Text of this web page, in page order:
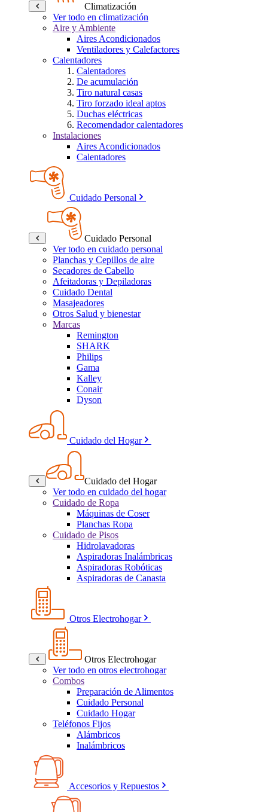
Climatización
Ver todo en climatización
Aire y Ambiente
Aires Acondicionados
Ventiladores y Calefactores
Calentadores
Calentadores
De acumulación
Tiro natural casas
Tiro forzado ideal aptos
Duchas eléctricas
Recomendador calentadores
Instalaciones
Aires Acondicionados
Calentadores
Cuidado Personal
Cuidado Personal
Ver todo en cuidado personal
Planchas y Cepillos de aire
Secadores de Cabello
Afeitadoras y Depiladoras
Cuidado Dental
Masajeadores
Otros Salud y bienestar
Marcas
Remington
SHARK
Philips
Gama
Kalley
Conair
Dyson
Cuidado del Hogar
Cuidado del Hogar
Ver todo en cuidado del hogar
Cuidado de Ropa
Máquinas de Coser
Planchas Ropa
Cuidado de Pisos
Hidrolavadoras
Aspiradoras Inalámbricas
Aspiradoras Robóticas
Aspiradoras de Canasta
Otros Electrohogar
Otros Electrohogar
Ver todo en otros electrohogar
Combos
Preparación de Alimentos
Cuidado Personal
Cuidado Hogar
Teléfonos Fijos
Alámbricos
Inalámbricos
Accesorios y Repuestos